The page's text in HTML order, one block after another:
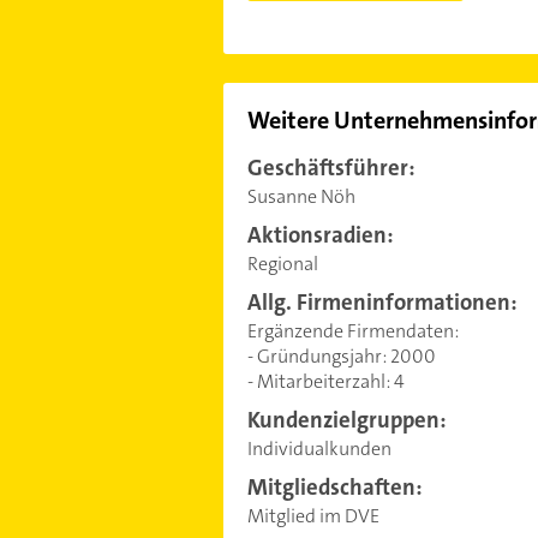
Weitere
Geschäftsführer:
Susanne Nöh
Aktionsradien:
Regional
Allg. Firmeninformationen:
Ergänzende Firmendaten:
- Gründungsjahr: 2000
- Mitarbeiterzahl: 4
Kundenzielgruppen:
Individualkunden
Mitgliedschaften:
Mitglied im DVE